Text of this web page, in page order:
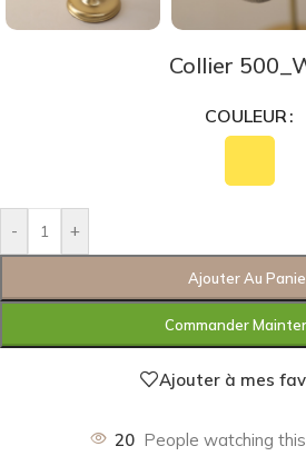
Collier
COULEUR
- +
Ajouter Au
Commander
Ajouter à mes
20 People watching